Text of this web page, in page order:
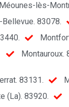
Méounes-lès-
83078.
Montauroux.
83131.
(La). 83920.